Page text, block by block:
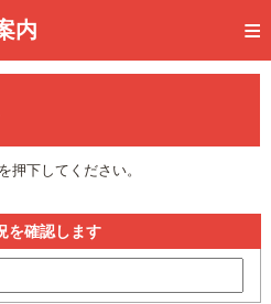
内
押下してください。
を確認します